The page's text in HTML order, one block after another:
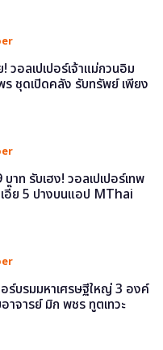
! วอลเปเปอร์เจ้าแม่กวนอิม
ร ชุดเปิดคลัง รับทรัพย์ เพียง
บาท รับเฮง! วอลเปเปอร์เทพ
เอี๊ย 5 ปางบนแอป MThai
อร์บรมมหาเศรษฐีใหญ่ 3 องค์
าจารย์ มิก พชร ทูตเทวะ